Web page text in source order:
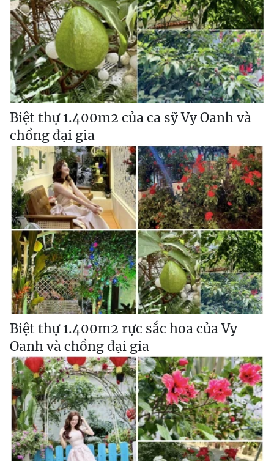
Biệt thự 1.400m2 của ca sỹ Vy Oanh và
chồng đại gia
Biệt thự 1.400m2 rực sắc hoa của Vy
Oanh và chồng đại gia